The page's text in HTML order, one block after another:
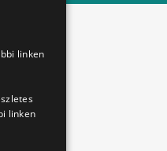
linken
linken